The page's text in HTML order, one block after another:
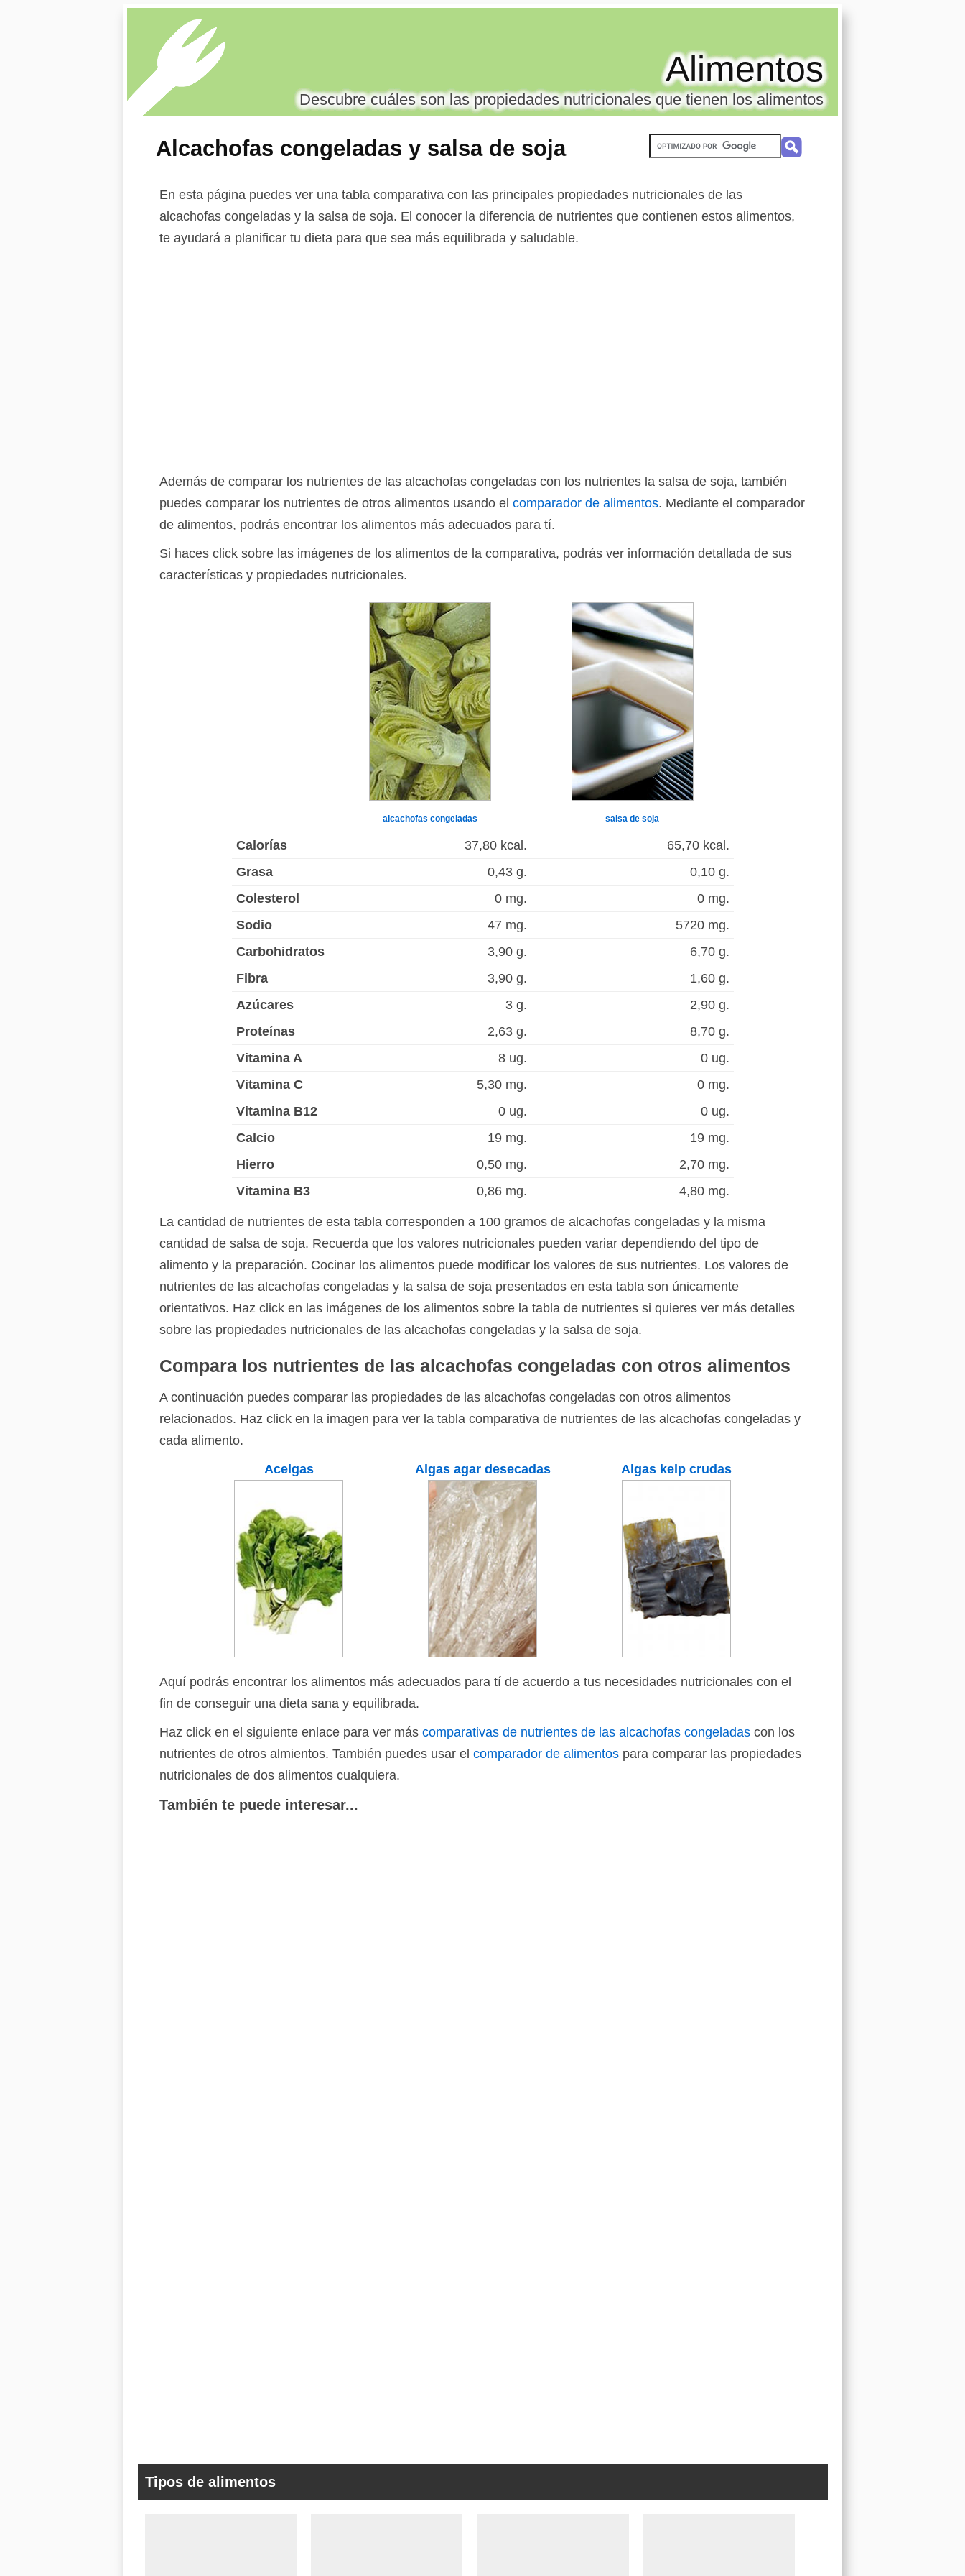
Alcachofas congeladas y salsa de soja
Alimentos
Descubre cuáles son las propiedades nutricionales que tienen los alimentos
En esta página puedes ver una tabla comparativa con las principales propiedades nutricionales de las
alcachofas congeladas y la salsa de soja. El conocer la diferencia de nutrientes que contienen estos alimentos,
te ayudará a planificar tu dieta para que sea más equilibrada y saludable.
Además de comparar los nutrientes de las alcachofas congeladas con los nutrientes la salsa de soja, también
puedes comparar los nutrientes de otros alimentos usando el comparador de alimentos. Mediante el comparador
de alimentos, podrás encontrar los alimentos más adecuados para tí.
Si haces click sobre las imágenes de los alimentos de la comparativa, podrás ver información detallada de sus
características y propiedades nutricionales.
alcachofas congeladas salsa de soja
Calorías 37,80 kcal.
65,70 kcal.
Grasa
0,43 g.
0,10 g.
Colesterol
0 mg.
0 mg.
Sodio
47 mg.
5720 mg.
Carbohidratos
3,90 g.
6,70 g.
Fibra
3,90 g.
1,60 g.
Azúcares
3 g.
2,90 g.
Proteínas
2,63 g.
8,70 g.
Vitamina A
8 ug.
0 ug.
Vitamina C
5,30 mg.
0 mg.
Vitamina B12
0 ug.
0 ug.
Calcio
19 mg.
19 mg.
Hierro
0,50 mg.
2,70 mg.
Vitamina B3
0,86 mg. 4,80 mg.
La cantidad de nutrientes de esta tabla corresponden a 100 gramos de alcachofas congeladas y la misma
cantidad de salsa de soja. Recuerda que los valores nutricionales pueden variar dependiendo del tipo de
alimento y la preparación. Cocinar los alimentos puede modificar los valores de sus nutrientes. Los valores de
nutrientes de las alcachofas congeladas y la salsa de soja presentados en esta tabla son únicamente
orientativos. Haz click en las imágenes de los alimentos sobre la tabla de nutrientes si quieres ver más detalles
sobre las propiedades nutricionales de las alcachofas congeladas y la salsa de soja.
Compara los nutrientes de las alcachofas congeladas con otros alimentos
A continuación puedes comparar las propiedades de las alcachofas congeladas con otros alimentos
relacionados. Haz click en la imagen para ver la tabla comparativa de nutrientes de las alcachofas congeladas y
cada alimento.
Acelgas
Algas agar desecadas Algas kelp crudas
Aquí podrás encontrar los alimentos más adecuados para tí de acuerdo a tus necesidades nutricionales con el
fin de conseguir una dieta sana y equilibrada.
Haz click en el siguiente enlace para ver más comparativas de nutrientes de las alcachofas congeladas con los
nutrientes de otros almientos. También puedes usar el comparador de alimentos para comparar las propiedades
nutricionales de dos alimentos cualquiera.
También te puede interesar...
Tipos de alimentos